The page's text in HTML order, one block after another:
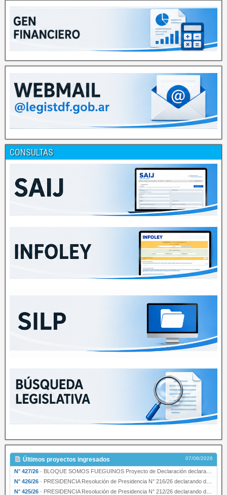
CONSULTAS
Últimos proyectos ingresados 07/08/2026
N° 427/26 · BLOQUE SOMOS FUEGUINOS Proyecto de Declaración declarando de interés provincial PRESIDENCI…
N° 426/26 · PRESIDENCIA Resolución de Presidencia N° 216/26 declarando de interés provincial la labor …
N° 425/26 · PRESIDENCIA Resolución de Presidencia N° 212/26 declarando de interés provincial el “50° A…